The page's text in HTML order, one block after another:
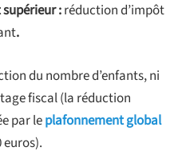
supérieur :réduction d’impôt
.
du nombre d’enfants, ni
fiscal (la réduction
par leplafonnement global
euros).